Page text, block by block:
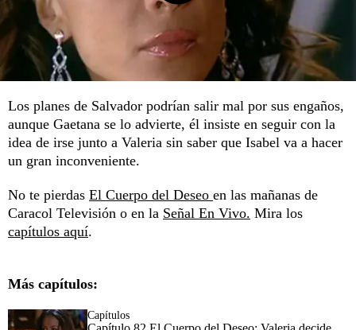
Los planes de Salvador podrían salir mal por sus engaños,
aunque Gaetana se lo advierte, él insiste en seguir con la
idea de irse junto a Valeria sin saber que Isabel va a hacer
un gran inconveniente.
No te pierdas El Cuerpo del Deseo en las mañanas de
Caracol Televisión o en la Señal En Vivo. Mira los
capítulos aquí.
Más capítulos:
Capítulos